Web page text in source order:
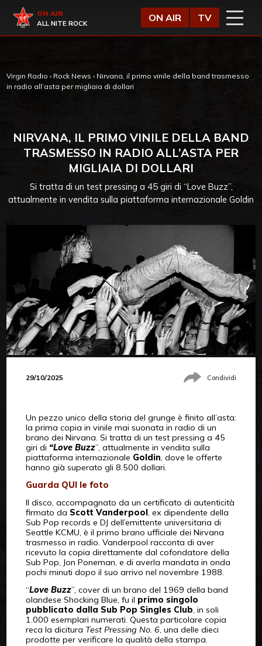
Virgin Radio
ON AIR
ALL NITE ROCK
ON AIR TV
Virgin Radio › Rock News › Nirvana, il primo vinile della band trasmesso
in radio all’asta per migliaia di dollari
NIRVANA, IL PRIMO VINILE DELLA BAND
TRASMESSO IN RADIO ALL’ASTA PER
MIGLIAIA DI DOLLARI
Si tratta di un test pressing a 45 giri di “Love Buzz”,
attualmente in vendita sulla piattaforma internazionale Goldin
29/10/2025 Condividi
Un pezzo unico della storia del grunge è finito all’asta:
la prima copia in vinile mai suonata in radio di un
brano dei Nirvana. Si tratta di un test pressing a 45
giri di “Love Buzz”, attualmente in vendita sulla
piattaforma internazionale Goldin, dove le offerte
hanno già superato gli 8.500 dollari.
Guarda QUI le foto
Il disco, accompagnato da un certificato di autenticità
firmato da Scott Vanderpool , ex dipendente della
Sub Pop records e DJ dell’emittente universitaria di
Seattle KCMU, è il primo brano ufficiale dei Nirvana
trasmesso in radio. Vanderpool racconta di aver
ricevuto la copia direttamente dal cofondatore della
Sub Pop, Jon Poneman, e di averla mandata in onda
pochi minuti dopo il suo arrivo nel novembre 1988.
“Love Buzz”, cover di un brano del 1969 della band
olandese Shocking Blue, fu il primo singolo
pubblicato dalla Sub Pop Singles Club, in soli
1.000 esemplari numerati. Questa particolare copia
reca la dicitura Test Pressing No. 6, una delle dieci
prodotte per verificare la qualità della stampa.